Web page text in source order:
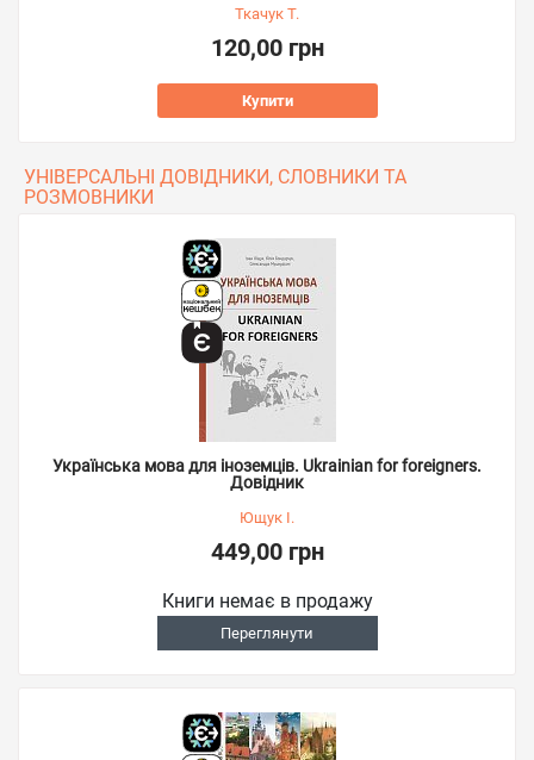
Ткачук Т.
120,00 грн
Купити
УНІВЕРСАЛЬНІ ДОВІДНИКИ, СЛОВНИКИ ТА
РОЗМОВНИКИ
Українська мова для іноземців. Ukrainian for foreigners.
Довідник
Ющук І.
449,00 грн
Книги немає в продажу
Переглянути